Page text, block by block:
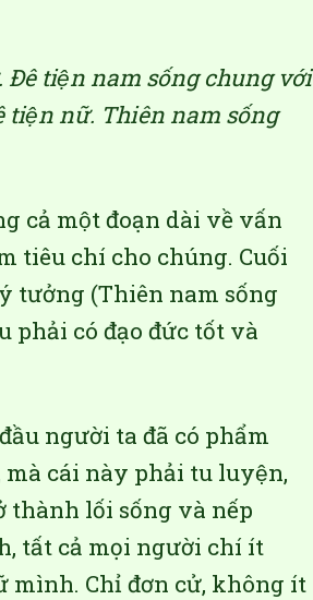
tiện nam sống chung với
tiện nữ. Thiên nam sống
cả một đoạn dài về vấn
tiêu chí cho chúng. Cuối
tưởng (Thiên nam sống
phải có đạo đức tốt và
người ta đã có phẩm
cái này phải tu luyện,
lối sống và nếp
tất cả mọi người chí ít
mình. Chỉ đơn cử, không ít